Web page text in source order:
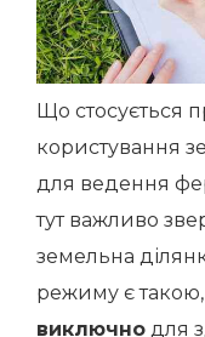
Що стосується
користування
для ведення
тут важливо
земельна
режиму є
виключно для